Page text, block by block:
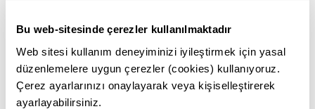
Bu web-sitesinde çerezler kullanılmaktadır
Web sitesi kullanım deneyiminizi iyileştirmek için yasal
düzenlemelere uygun çerezler (cookies) kullanıyoruz.
Çerez ayarlarınızı onaylayarak veya kişiselleştirerek
ayarlayabilirsiniz.